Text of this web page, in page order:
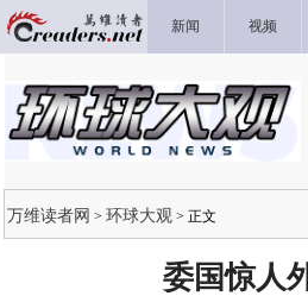
新闻 视频
万维读者网 > 环球大观 > 正文
委国惊人